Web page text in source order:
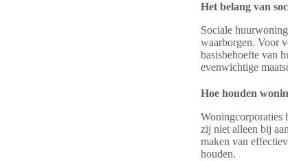
Het belang van
Sociale
waarborgen. Voor
basisbehoefte van
evenwichtige
Hoe houden
Woningcorporaties
zij niet alleen bij
maken van
houden.